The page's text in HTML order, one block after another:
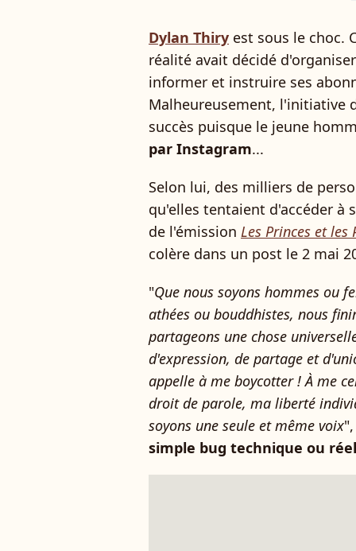
Dylan Thiry est sous le choc.
réalité avait décidé d'organiser
informer et instruire ses
Malheureusement, l'initiative
succès puisque le jeune
par Instagram...
Selon lui, des milliers de
qu'elles tentaient d'accéder à
de l'émission Les Princes et les
colère dans un post le 2 mai
"Que nous soyons hommes ou
athées ou bouddhistes, nous
partageons une chose
d'expression, de partage et
appelle à me boycotter ! À me
droit de parole, ma liberté
soyons une seule et même voix
simple bug technique ou